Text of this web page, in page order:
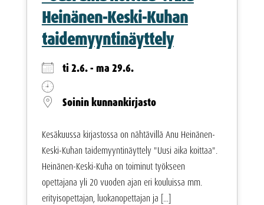
Heinänen-Keski-Kuhan
taidemyyntinäyttely
ti 2.6. - ma 29.6.
Soinin kunnankirjasto
Kesäkuussa kirjastossa on nähtävillä Anu Heinänen-
Keski-Kuhan taidemyyntinäyttely "Uusi aika koittaa".
Heinänen-Keski-Kuha on toiminut työkseen
opettajana yli 20 vuoden ajan eri kouluissa mm.
erityisopettajan, luokanopettajan ja [...]